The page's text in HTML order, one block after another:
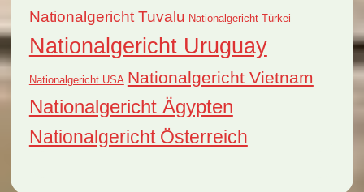
Nationalgericht Tuvalu Nationalgericht Türkei
Nationalgericht Uruguay
Nationalgericht USA Nationalgericht Vietnam
Nationalgericht Ägypten
Nationalgericht Österreich